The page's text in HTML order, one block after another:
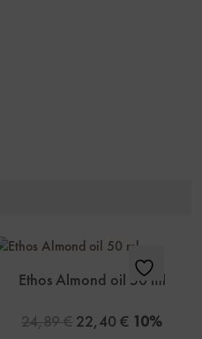
Ethos Almond oil 50 ml
24,89€ 22,40€ 10%